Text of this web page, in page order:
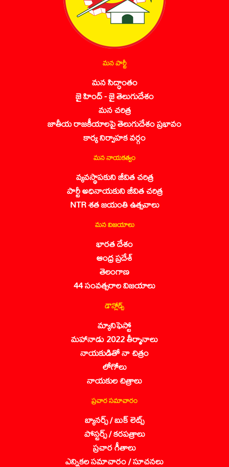
మన పార్టీ
మన సిద్ధాంతం
జై హింద్ - జై తెలుగుదేశం
మన చరిత్ర
జాతీయ రాజకీయాలపై తెలుగుదేశం ప్రభావం
కార్య నిర్వాహక వర్గం
మన నాయకత్వం
వ్యవస్థాపకుని జీవిత చరిత్ర
పార్టీ అధినాయకుని జీవిత చరిత్ర
NTR శత జయంతి ఉత్సవాలు
మన విజయాలు
భారత దేశం
ఆంధ్ర ప్రదేశ్
తెలంగాణ
44 సంవత్సరాల విజయాలు
డౌన్లోడ్స్
మ్యానిఫెస్టో
మహానాడు 2022 తీర్మానాలు
నాయకుడితో నా చిత్రం
లోగోలు
నాయకుల చిత్రాలు
ప్రచార సమాచారం
బ్యానర్స్ / బుక్ లెట్స్
పోస్టర్స్ / కరపత్రాలు
ప్రచార గీతాలు
ఎన్నికల సమాచారం / సూచనలు